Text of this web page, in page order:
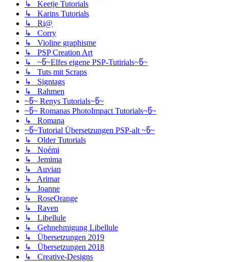
↳ Keetje Tutorials
↳ Karins Tutorials
↳ Ri@
↳ Corry
↳ Violine graphisme
↳ PSP Creation Art
↳ ~წ~Elfes eigene PSP-Tutirials~წ~
↳ Tuts mit Scraps
↳ Signtags
↳ Rahmen
~წ~ Renys Tutorials~წ~
~წ~ Romanas PhotoImpact Tutorials~წ~
↳ Romana
~წ~Tutorial Übersetzungen PSP-alt ~წ~
↳ Older Tutorials
↳ Noémi
↳ Jemima
↳ Auvian
↳ Arimar
↳ Joanne
↳ RoseOrange
↳ Raven
↳ Libellule
↳ Gehnehmigung Libellule
↳ Übersetzungen 2019
↳ Übersetzungen 2018
↳ Creative-Designs